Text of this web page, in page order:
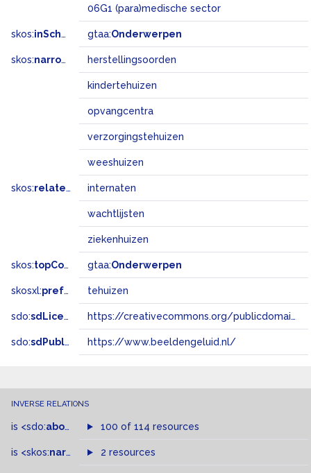
06G1 (para)medische sector
skos:inScheme gtaa:Onderwerpen
skos:narrower herstellingsoorden
kindertehuizen
opvangcentra
verzorgingstehuizen
weeshuizen
skos:related internaten
wachtlijsten
ziekenhuizen
skos:topConceptOf gtaa:Onderwerpen
skosxl:prefLabel tehuizen
sdo:sdLicense https://creativecommons.org/publicdomain/zero/1.0/
sdo:sdPublisher https://www.beeldengeluid.nl/
INVERSE RELATIONS
is <sdo:about of 100 of 114 resources
is <skos:narrowMatch >of
2 resources